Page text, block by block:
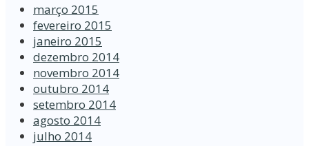
março 2015
fevereiro 2015
janeiro 2015
dezembro 2014
novembro 2014
outubro 2014
setembro 2014
agosto 2014
julho 2014